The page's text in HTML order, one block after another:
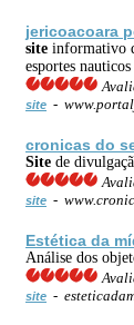
jericoacoara
site informativo
esportes
site -
cronicas do
Site de
site -
Estética da
Análise dos
site -